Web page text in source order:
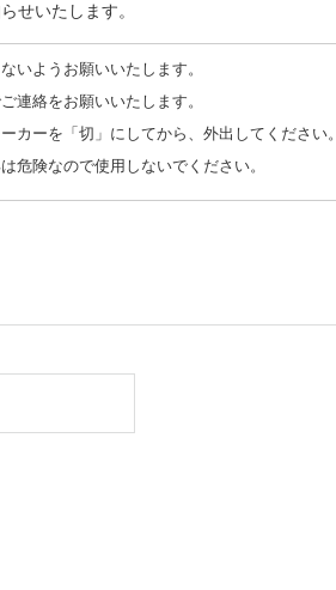
せいたします。
いようお願いいたします。
連絡をお願いいたします。
カーを「切」にしてから、外出してください。
危険なので使用しないでください。